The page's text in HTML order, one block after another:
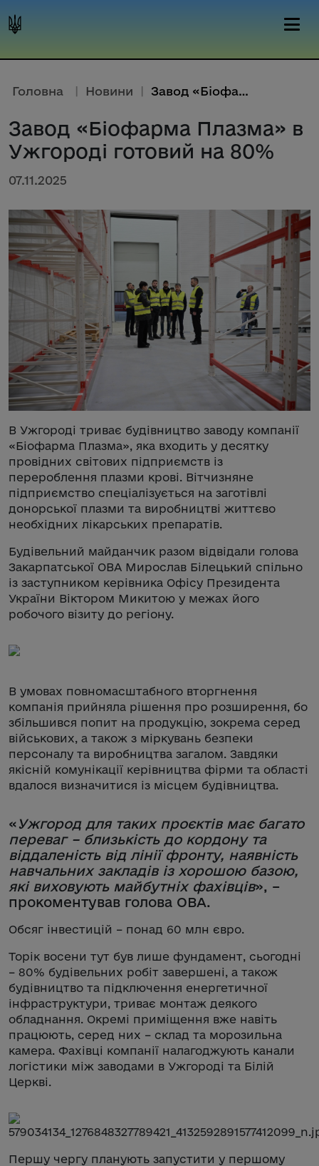
Головна | Новини | Завод «Біофарма Плазма» в Ужго...
Завод «Біофарма Плазма» в
Ужгороді готовий на 80%
07.11.2025
В Ужгороді триває будівництво заводу компанії
«Біофарма Плазма», яка входить у десятку
провідних світових підприємств із
перероблення плазми крові. Вітчизняне
підприємство спеціалізується на заготівлі
донорської плазми та виробництві життєво
необхідних лікарських препаратів.
Будівельний майданчик разом відвідали голова
Закарпатської ОВА Мирослав Білецький спільно
із заступником керівника Офісу Президента
України Віктором Микитою у межах його
робочого візиту до регіону.
В умовах повномасштабного вторгнення
компанія прийняла рішення про розширення, бо
збільшився попит на продукцію, зокрема серед
військових, а також з міркувань безпеки
персоналу та виробництва загалом. Завдяки
якісній комунікації керівництва фірми та області
вдалося визначитися із місцем будівництва.
«Ужгород для таких проєктів має багато
переваг – близькість до кордону та
віддаленість від лінії фронту, наявність
навчальних закладів із хорошою базою,
які виховують майбутніх фахівців», –
прокоментував голова ОВА.
Обсяг інвестицій – понад 60 млн євро.
Торік восени тут був лише фундамент, сьогодні
– 80% будівельних робіт завершені, а також
будівництво та підключення енергетичної
інфраструктури, триває монтаж деякого
обладнання. Окремі приміщення вже навіть
працюють, серед них – склад та морозильна
камера. Фахівці компанії налагоджують канали
логістики між заводами в Ужгороді та Білій
Церкві.
Першу чергу планують запустити у першому